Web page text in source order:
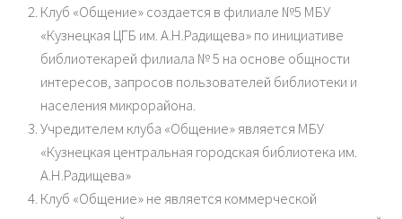
Клуб «Общение» создается в филиале №5 МБУ
«Кузнецкая ЦГБ им. А.Н.Радищева» по инициативе
библиотекарей филиала № 5 на основе общности
интересов, запросов пользователей библиотеки и
населения микрорайона.
Учредителем клуба «Общение» является МБУ
«Кузнецкая центральная городская библиотека им.
А.Н.Радищева»
Клуб «Общение» не является коммерческой